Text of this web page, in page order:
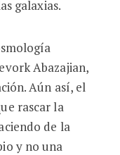
galaxias.
Abazajian,
Aún así, el
rascar la
de la
y no una